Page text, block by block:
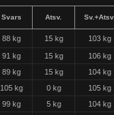
Svars Atsv.
88 kg 15 kg 103 kg
91 kg 15 kg
106 kg
89 kg 15 kg
104 kg
105 kg 0 kg
105 kg
99 kg 5 kg
104 kg